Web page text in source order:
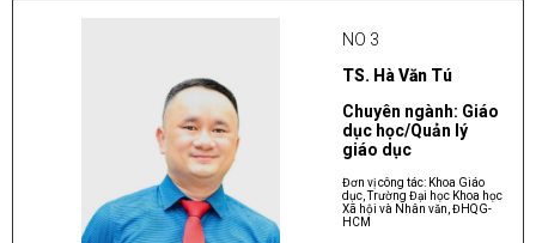
NO 3
TS. Hà Văn Tú
Chuyên ngành: Giáo
dục học/Quản lý
giáo dục
Đơn vị công tác: Khoa Giáo
dục, Trường Đại học Khoa học
Xã hội và Nhân văn, ĐHQG-
HCM